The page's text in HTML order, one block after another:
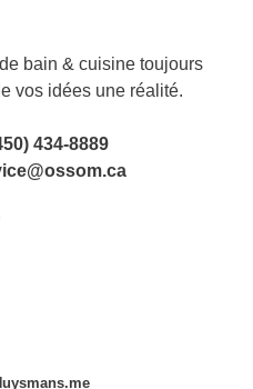
bain & cuisine toujours
vos idées une réalité.
434-8889